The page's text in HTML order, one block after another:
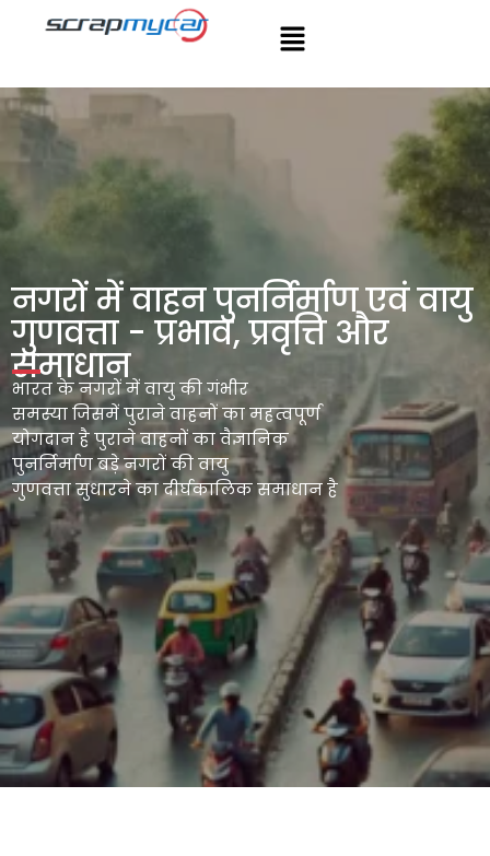
नगरों में वाहन पुनर्निर्माण एवं वायु
गुणवत्ता - प्रभाव, प्रवृत्ति और
समाधान
भारत के नगरों में वायु की गंभीर
समस्याजिसमें पुराने वाहनों का महत्वपूर्ण
योगदान हैपुराने वाहनों का वैज्ञानिक
पुनर्निर्माणबड़े नगरों की वायु
गुणवत्तासुधारने का दीर्घकालिक समाधान है